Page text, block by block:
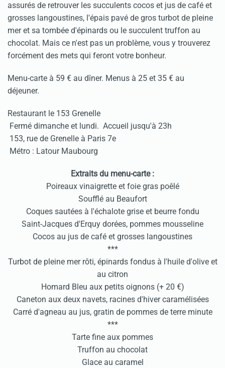
assurés de retrouver les succulents cocos et jus de café et
grosses langoustines, l'épais pavé de gros turbot de pleine
mer et sa tombée d'épinards ou le succulent truffon au
chocolat. Mais ce n'est pas un problème, vous y trouverez
forcément des mets qui feront votre bonheur.
Menu-carte à 59 € au dîner. Menus à 25 et 35 € au
déjeuner.
Restaurant le 153 Grenelle
Fermé dimanche et lundi. Accueil jusqu'à 23h
153, rue de Grenelle à Paris 7e
Métro : Latour Maubourg
Extraits du menu-carte :
Poireaux vinaigrette et foie gras poêlé
Soufflé au Beaufort
Coques sautées à l'échalote grise et beurre fondu
Saint-Jacques d'Erquy dorées, pommes mousseline
Cocos au jus de café et grosses langoustines
***
Turbot de pleine mer rôti, épinards fondus à l'huile d'olive et
au citron
Homard Bleu aux petits oignons (+ 20 €)
Caneton aux deux navets, racines d'hiver caramélisées
Carré d'agneau au jus, gratin de pommes de terre minute
***
Tarte fine aux pommes
Truffon au chocolat
Glace au caramel